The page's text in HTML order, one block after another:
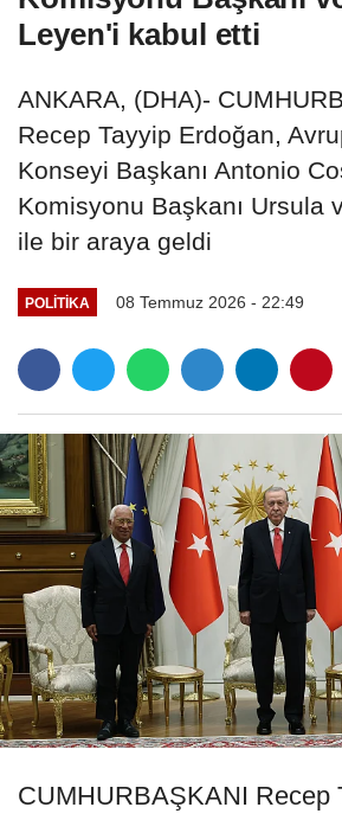
Leyen'i kabul etti
ANKARA, (DHA)-
Recep Tayyip Erdoğan,
Konseyi Başkanı Antonio
Komisyonu Başkanı Ursula
ile bir araya geldi
POLITIKA 08 Temmuz 2026 - 22:49
CUMHURBAŞKANI Recep